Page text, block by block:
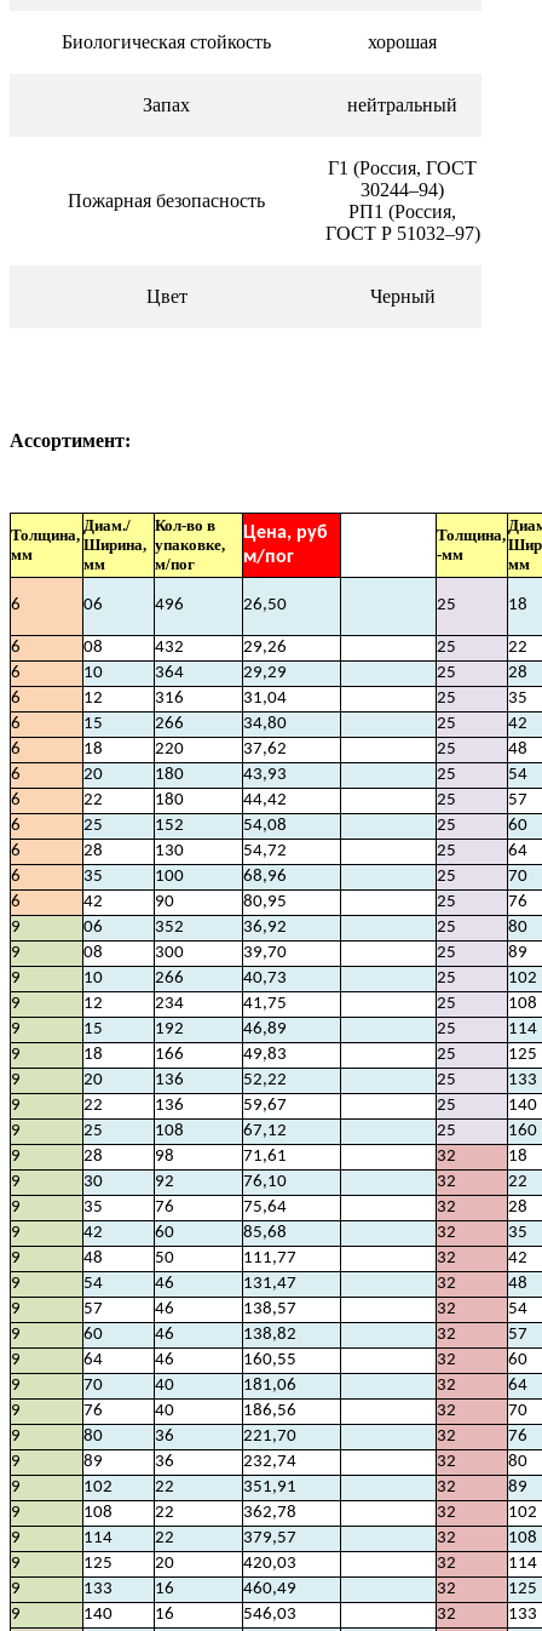
Биологическая стойкость хорошая
Запах нейтральный
Пожарная безопасность
Г1 (Россия, ГОСТ
30244–94)
РП1 (Россия,
ГОСТ Р 51032–97)
Цвет Черный
Ассортимент:
Толщина,
мм
Диам./
Ширина,
мм
Кол-во в
упаковке,
м/пог
Цена, руб
м/пог
Толщина,
-мм
мм
6 06 496 26,50 25 18
6 08 432 29,26 25
22
6
10 364 29,29 25
28
6
12 316 31,04 25
35
6
15 266 34,80 25
42
6
18 220 37,62 25
48
6
20 180 43,93 25
54
6
22 180 44,42 25
57
6
25 152 54,08 25
60
6
28 130 54,72 25
64
6
35 100 68,96 25
70
6
42 90 80,95 25
76
9
06 352 36,92 25
80
9
08 300 39,70 25
89
9
10 266 40,73 25
102
9
12 234 41,75 25
108
9
15 192 46,89 25
114
9
18 166 49,83 25
125
9
20 136 52,22 25
133
9
22 136 59,67 25
140
9
25 108 67,12 25
160
9
28 98 71,61 32
18
9
30 92 76,10 32
22
9
35 76 75,64 32
28
9
42 60 85,68 32
35
9
48 50 111,77 32
42
9
54 46 131,47 32
48
9
57 46 138,57 32
54
9
60 46 138,82 32
57
9
64 46 160,55 32
60
9
70 40 181,06 32
64
9
76 40 186,56 32
70
9
80 36 221,70 32
76
9
89 36 232,74 32
80
9
102 22 351,91 32
89
9
108 22 362,78 32
102
9
114 22 379,57 32
108
9
125 20 420,03 32
114
9
133 16 460,49 32
125
9
140 16 546,03 32 133